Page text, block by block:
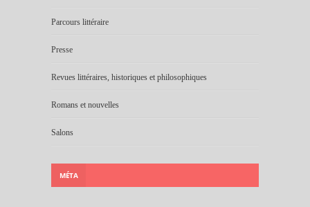
Parcours littéraire
Presse
Revues littéraires, historiques et philosophiques
Romans et nouvelles
Salons
MÉTA